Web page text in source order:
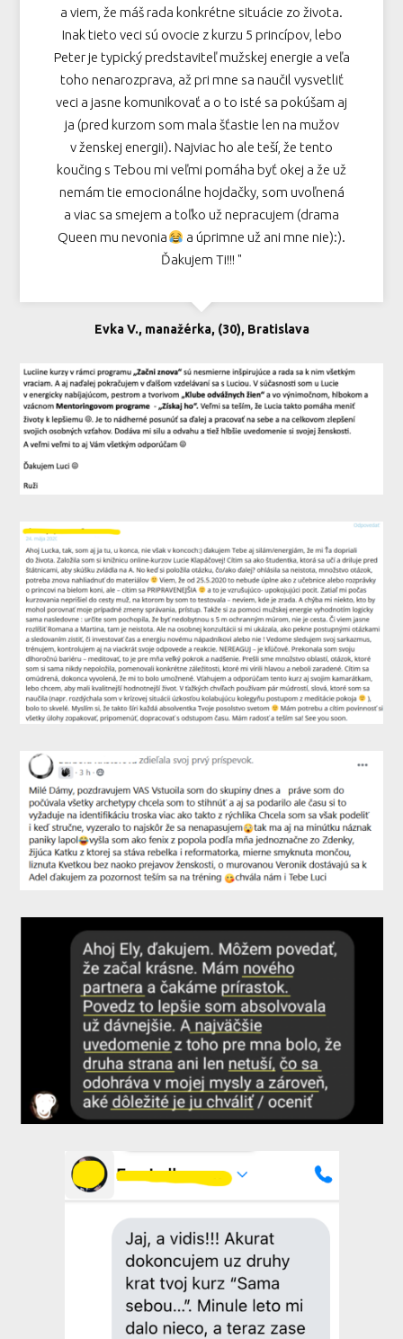
a viem, že máš rada konkrétne situácie zo života.
Inak tieto veci sú ovocie z kurzu 5 princípov, lebo
Peter je typický predstaviteľ mužskej energie a veľa
toho nenarozprava, až pri mne sa naučil vysvetliť
veci a jasne komunikovať a o to isté sa pokúšam aj
ja (pred kurzom som mala šťastie len na mužov
v ženskej energii). Najviac ho ale teší, že tento
koučing s Tebou mi veľmi pomáha byť okej a že už
nemám tie emocionálne hojdačky, som uvoľnená
a viac sa smejem a toľko už nepracujem (drama
Queen mu nevonia
a úprimne už ani mne nie):).
Ďakujem Ti!!! "
Evka V., manažérka, (30), Bratislava